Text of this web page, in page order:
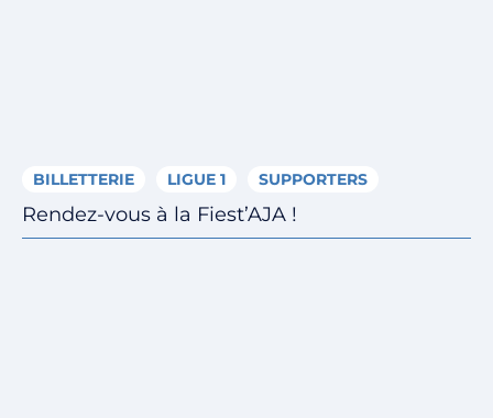
BILLETTERIE LIGUE 1 SUPPORTERS
Rendez-vous à la Fiest’AJA !